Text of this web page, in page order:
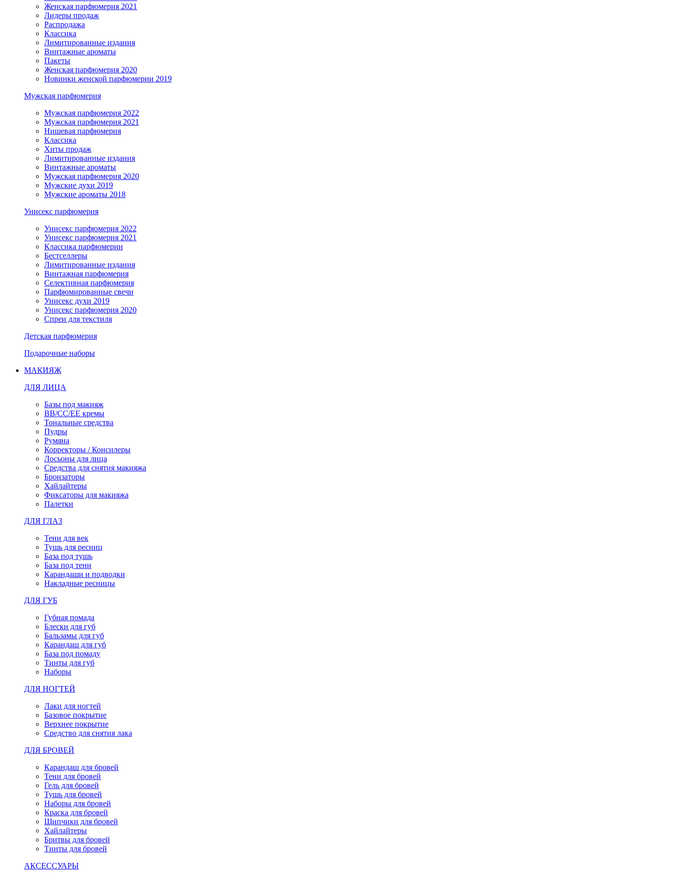
Женская парфюмерия 2021
Лидеры продаж
Распродажа
Классика
Лимитированные издания
Винтажные ароматы
Пакеты
Женская парфюмерия 2020
Новинки женской парфюмерии 2019
Мужская парфюмерия
Мужская парфюмерия 2022
Мужская парфюмерия 2021
Нишевая парфюмерия
Классика
Хиты продаж
Лимитированные издания
Винтажные ароматы
Мужская парфюмерия 2020
Мужские духи 2019
Мужские ароматы 2018
Унисекс парфюмерия
Унисекс парфюмерия 2022
Унисекс парфюмерия 2021
Классика парфюмерии
Бестселлеры
Лимитированные издания
Винтажная парфюмерия
Селективная парфюмерия
Парфюмированные свечи
Унисекс духи 2019
Унисекс парфюмерия 2020
Спреи для текстиля
Детская парфюмерия
Подарочные наборы
МАКИЯЖ
ДЛЯ ЛИЦА
Базы под макияж
BB/CC/EE кремы
Тональные средства
Пудры
Румяна
Корректоры / Консилеры
Лосьоны для лица
Средства для снятия макияжа
Бронзаторы
Хайлайтеры
Фиксаторы для макияжа
Палетки
ДЛЯ ГЛАЗ
Тени для век
Тушь для ресниц
База под тушь
База под тени
Карандаши и подводки
Накладные ресницы
ДЛЯ ГУБ
Губная помада
Блески для губ
Бальзамы для губ
Карандаш для губ
База под помаду
Тинты для губ
Наборы
ДЛЯ НОГТЕЙ
Лаки для ногтей
Базовое покрытие
Верхнее покрытие
Средство для снятия лака
ДЛЯ БРОВЕЙ
Карандаш для бровей
Тени для бровей
Гель для бровей
Тушь для бровей
Наборы для бровей
Краска для бровей
Щипчики для бровей
Хайлайтеры
Бритвы для бровей
Тинты для бровей
АКСЕССУАРЫ